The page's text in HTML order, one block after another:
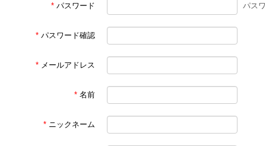
* パスワード パス
* パスワード確認
* メールアドレス
* 名前
* ニックネーム